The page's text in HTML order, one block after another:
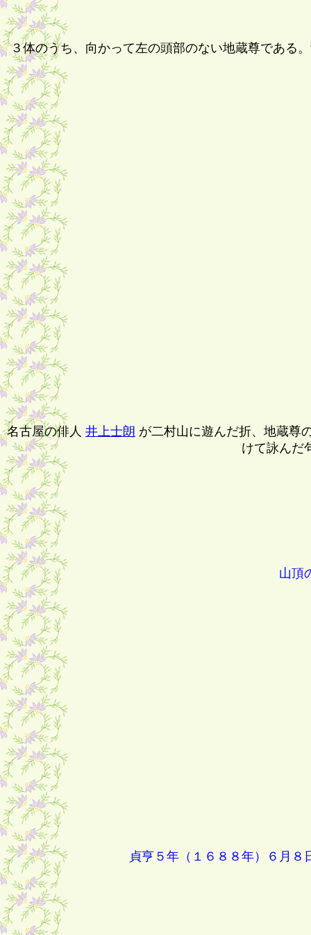
３体のうち、向かって左の頭部のない地蔵尊である
名古屋の俳人 井上士朗 が二村山に遊んだ折、地蔵尊
けて詠んだ
山頂
貞亨５年（１６８８年）６月８